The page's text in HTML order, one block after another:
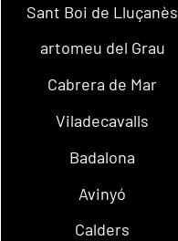
Sant Boi de Lluçanès
artomeu del Grau
Cabrera de Mar
Viladecavalls
Badalona
Avinyó
Calders